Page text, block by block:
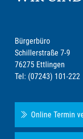
Bürgerbüro
Schillerstraße 7-9
76275 Ettlingen
Tel: (07243) 101-222
Online Termin